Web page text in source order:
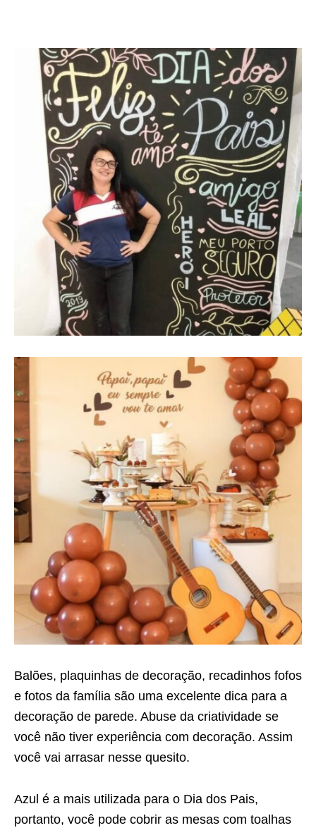
Balões, plaquinhas de decoração, recadinhos fofos
e fotos da família são uma excelente dica para a
decoração de parede. Abuse da criatividade se
você não tiver experiência com decoração. Assim
você vai arrasar nesse quesito.
Azul é a mais utilizada para o Dia dos Pais,
portanto, você pode cobrir as mesas com toalhas